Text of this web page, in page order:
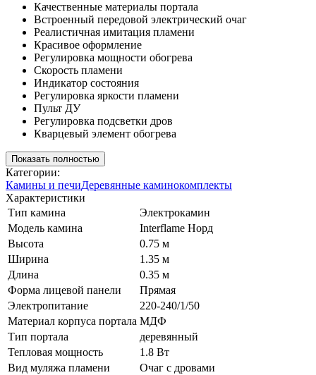
Качественные материалы портала
Встроенный передовой электрический очаг
Реалистичная имитация пламени
Красивое оформление
Регулировка мощности обогрева
Скорость пламени
Индикатор состояния
Регулировка яркости пламени
Пульт ДУ
Регулировка подсветки дров
Кварцевый элемент обогрева
Показать полностью
Категории:
Камины и печиДеревянные каминокомплекты
Характеристики
Тип камина
Электрокамин
Модель камина
Interflame Норд
Высота
0.75 м
Ширина
1.35 м
Длина
0.35 м
Форма лицевой панели
Прямая
Электропитание
220-240/1/50
Материал корпуса портала МДФ
Тип портала
деревянный
Тепловая мощность
1.8 Вт
Вид муляжа пламени
Очаг с дровами